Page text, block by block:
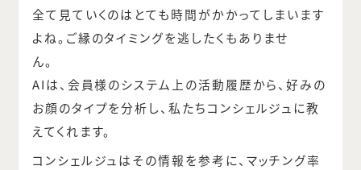
全て見ていくのはとても時間がかかってしまいます
よね。ご縁のタイミングを逃したくもありませ
AIは、会員様のシステム上の活動履歴から、好みの
お顔のタイプを分析し、私たちコンシェルジュに教
えてくれます。
コンシェルジュはその情報を参考に、マッチング率